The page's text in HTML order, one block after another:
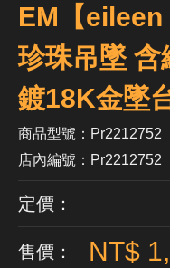
EM【
珍珠吊墜
鍍18K金墜
商品型號：Pr2212752
店內編號：Pr2212752
定價：
售價： NT$